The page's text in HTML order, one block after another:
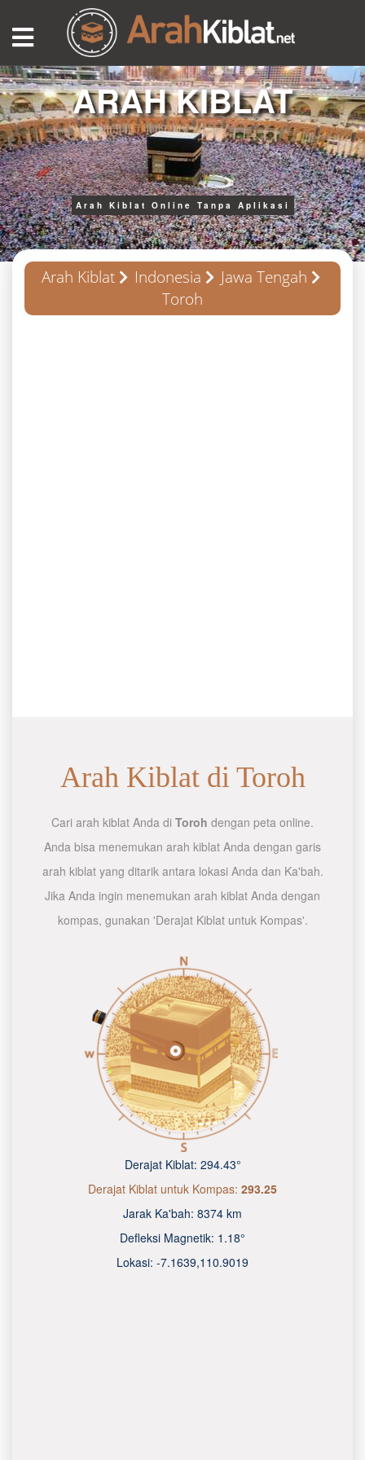
ARAH KIBLAT
Arah Kiblat Online Tanpa Aplikasi
Arah Kiblat Indonesia
Jawa Tengah
Toroh
Arah Kiblat di Toroh
Cari arah kiblat Anda di Toroh dengan peta online.
Anda bisa menemukan arah kiblat Anda dengan garis
arah kiblat yang ditarik antara lokasi Anda dan Ka'bah.
Jika Anda ingin menemukan arah kiblat Anda dengan
kompas, gunakan 'Derajat Kiblat untuk Kompas'.
Derajat Kiblat: 294.43°
Derajat Kiblat untuk Kompas: 293.25
Jarak Ka'bah: 8374 km
Defleksi Magnetik: 1.18°
Lokasi: -7.1639,110.9020